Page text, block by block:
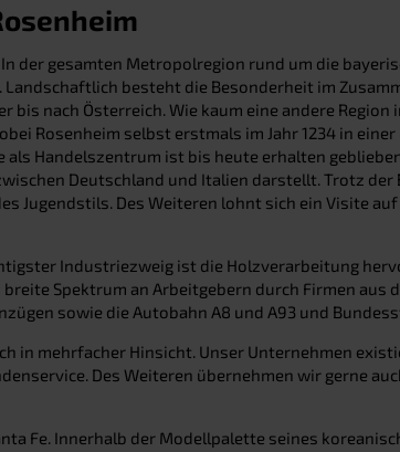
der gesamten Metropolregion rund um die
besteht die Besonderheit im
nach Österreich. Wie kaum eine andere
Rosenheim selbst erstmals im Jahr 1234 in
Handelszentrum ist bis heute erhalten
Deutschland und Italien darstellt. Trotz
Jugendstils. Des Weiteren lohnt sich ein Visite
Industriezweig ist die Holzverarbeitung
Spektrum an Arbeitgebern durch Firmen aus
sowie die Autobahn A8 und A93 und
in mehrfacher Hinsicht. Unser Unternehmen
Des Weiteren übernehmen wir gerne
Fe. Innerhalb der Modellpalette seines